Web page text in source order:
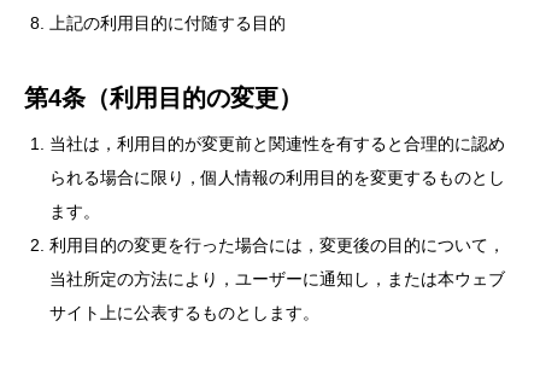
上記の利用目的に付随する目的
第4条（利用目的の変更）
当社は，利用目的が変更前と関連性を有すると合理的に認め
られる場合に限り，個人情報の利用目的を変更するものとし
ます。
利用目的の変更を行った場合には，変更後の目的について，
当社所定の方法により，ユーザーに通知し，または本ウェブ
サイト上に公表するものとします。